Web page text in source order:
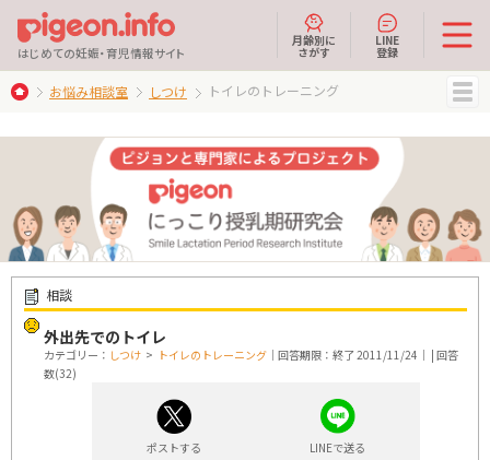
はじめての妊娠・育児情報サイト
月齢別に
さがす
LINE
登録
お悩み相談室 しつけ トイレのトレーニング
相談
外出先でのトイレ
カテゴリー： しつけ > トイレのトレーニング ｜回答期限：終了 2011/11/24｜ | 回答
数(32)
ポストする LINEで送る